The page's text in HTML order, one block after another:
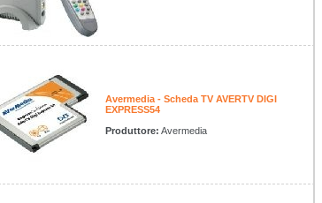
Avermedia - Scheda TV AVERTV DIGI
EXPRESS54
Produttore: Avermedia